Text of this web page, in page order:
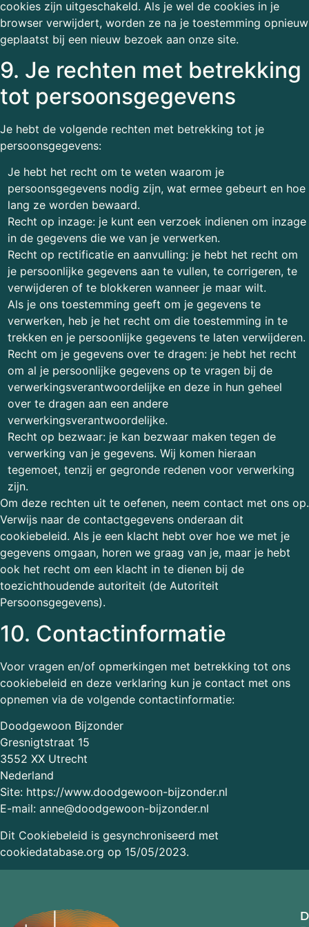
cookies zijn uitgeschakeld. Als je wel de cookies in je
browser verwijdert, worden ze na je toestemming opnieuw
geplaatst bij een nieuw bezoek aan onze site.
9. Je rechten met betrekking
tot persoonsgegevens
Je hebt de volgende rechten met betrekking tot je
persoonsgegevens:
Je hebt het recht om te weten waarom je
persoonsgegevens nodig zijn, wat ermee gebeurt en hoe
lang ze worden bewaard.
Recht op inzage: je kunt een verzoek indienen om inzage
in de gegevens die we van je verwerken.
Recht op rectificatie en aanvulling: je hebt het recht om
je persoonlijke gegevens aan te vullen, te corrigeren, te
verwijderen of te blokkeren wanneer je maar wilt.
Als je ons toestemming geeft om je gegevens te
verwerken, heb je het recht om die toestemming in te
trekken en je persoonlijke gegevens te laten verwijderen.
Recht om je gegevens over te dragen: je hebt het recht
om al je persoonlijke gegevens op te vragen bij de
verwerkingsverantwoordelijke en deze in hun geheel
over te dragen aan een andere
verwerkingsverantwoordelijke.
Recht op bezwaar: je kan bezwaar maken tegen de
verwerking van je gegevens. Wij komen hieraan
tegemoet, tenzij er gegronde redenen voor verwerking
zijn.
Om deze rechten uit te oefenen, neem contact met ons op.
Verwijs naar de contactgegevens onderaan dit
cookiebeleid. Als je een klacht hebt over hoe we met je
gegevens omgaan, horen we graag van je, maar je hebt
ook het recht om een klacht in te dienen bij de
toezichthoudende autoriteit (de Autoriteit
Persoonsgegevens).
10. Contactinformatie
Voor vragen en/of opmerkingen met betrekking tot ons
cookiebeleid en deze verklaring kun je contact met ons
opnemen via de volgende contactinformatie:
Doodgewoon Bijzonder
Gresnigtstraat 15
3552 XX Utrecht
Nederland
Site: https://www.doodgewoon-bijzonder.nl
E-mail: anne@doodgewoon-bijzonder.nl
Dit Cookiebeleid is gesynchroniseerd met
cookiedatabase.org op 15/05/2023.